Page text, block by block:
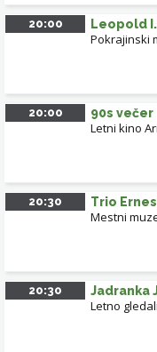
20:00 Leopold
Pokrajinski
20:00 90s večer
Letni kino
20:30 Trio
Mestni
20:30 Jadranka
Letno